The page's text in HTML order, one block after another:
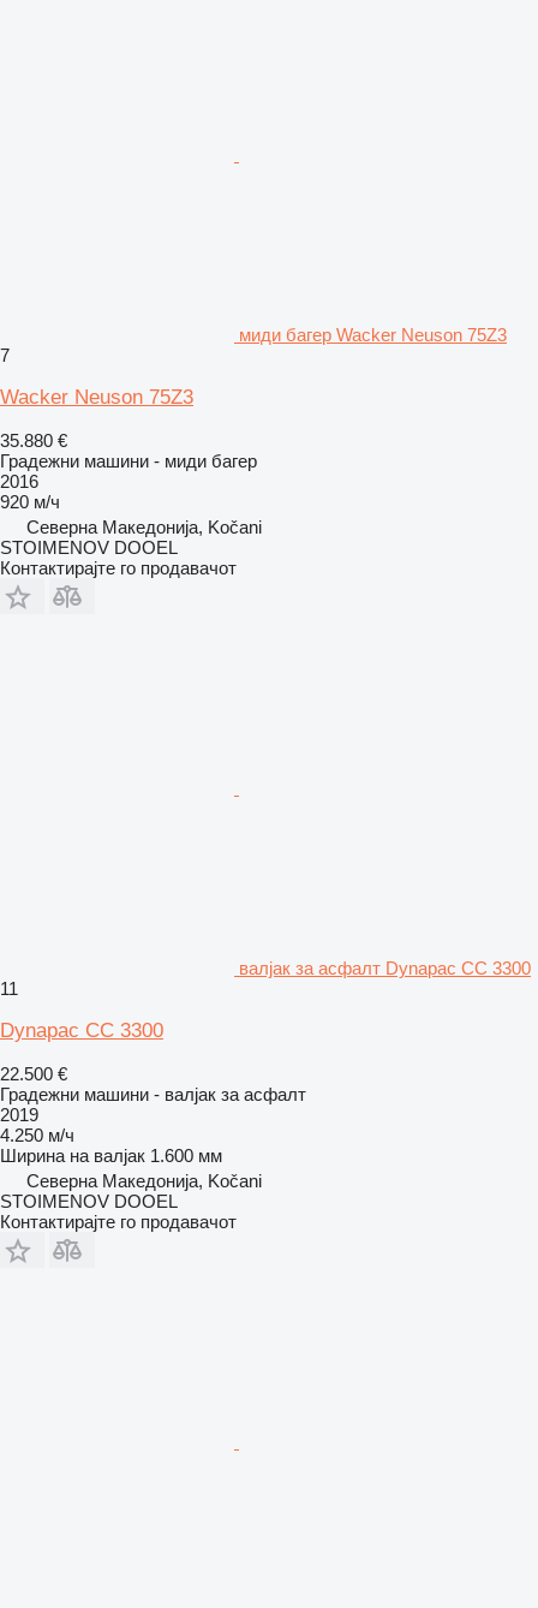
миди багер Wacker Neuson 75Z3
7
Wacker Neuson 75Z3
35.880 €
Градежни машини - миди багер
2016
920 м/ч
Северна Македонија, Kočani
STOIMENOV DOOEL
Контактирајте го продавачот
валјак за асфалт Dynapac CC 3300
11
Dynapac CC 3300
22.500 €
Градежни машини - валјак за асфалт
2019
4.250 м/ч
Ширина на валјак 1.600 мм
Северна Македонија, Kočani
STOIMENOV DOOEL
Контактирајте го продавачот